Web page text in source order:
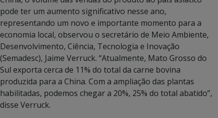
pode ter um aumento significativo nesse ano,
representando um novo e importante momento para a
economia local, observou o secretário de Meio Ambiente,
Desenvolvimento, Ciência, Tecnologia e Inovação
(Semadesc), Jaime Verruck. “Atualmente, Mato Grosso do
Sul exporta cerca de 11% do total da carne bovina
produzida para a China. Com a ampliação das plantas
habilitadas, podemos chegar a 20%, 25% do total abatido”,
disse Verruck.